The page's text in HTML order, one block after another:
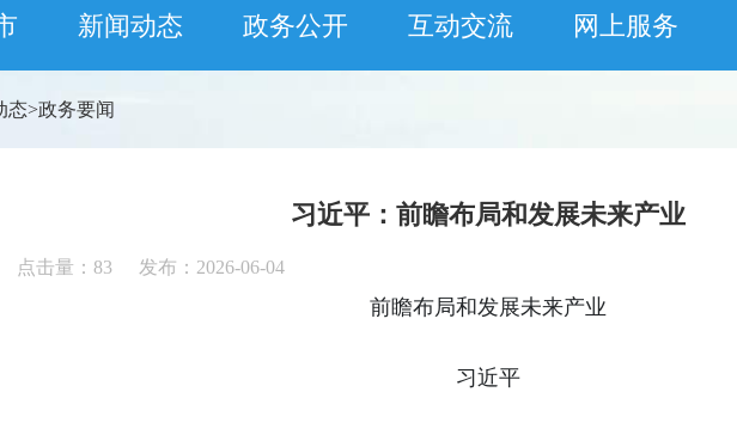
新闻动态 政务公开 互动交流 网上服务
态>政务要闻
习近平：前瞻布局和发展未来产业
点击量： 83 发布：2026-06-04
前瞻布局和发展未来产业
习近平